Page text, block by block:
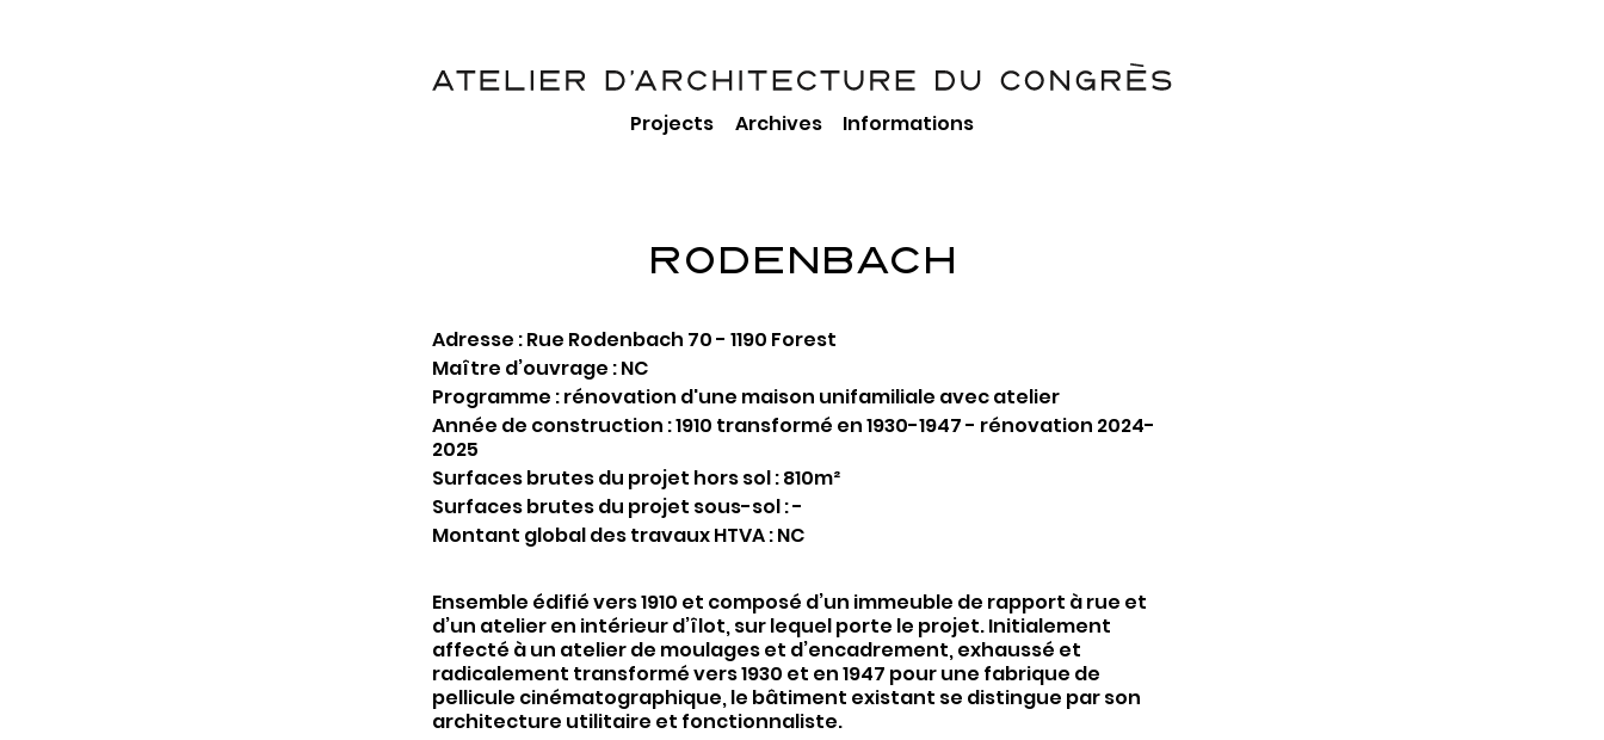
Projects Archives Informations
RODENBACH
Adresse : Rue Rodenbach 70 - 1190 Forest
Maître d’ouvrage : NC
Programme : rénovation d'une maison unifamiliale avec atelier
Année de construction : 1910 transformé en 1930-1947 - rénovation 2024-
2025
Surfaces brutes du projet hors sol : 810m²
Surfaces brutes du projet sous-sol : -
Montant global des travaux HTVA : NC
Ensemble édifié vers 1910 et composé d’un immeuble de rapport à rue et
d’un atelier en intérieur d’îlot, sur lequel porte le projet. Initialement
affecté à un atelier de moulages et d’encadrement, exhaussé et
radicalement transformé vers 1930 et en 1947 pour une fabrique de
pellicule cinématographique, le bâtiment existant se distingue par son
architecture utilitaire et fonctionnaliste.